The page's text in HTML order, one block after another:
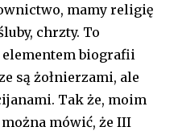
mamy religię
chrzty. To
biografii
są żołnierzami, ale
Tak że, moim
mówić, że III